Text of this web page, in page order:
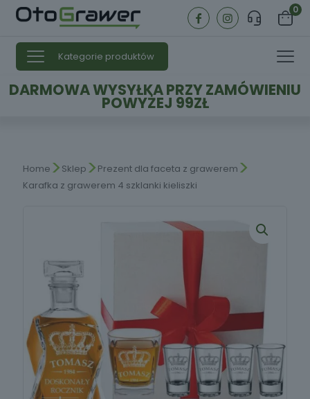
0
Kategorie produktów
DARMOWA WYSYŁKA PRZY ZAMÓWIENIU
POWYŻEJ 99ZŁ
Home > Sklep > Prezent dla faceta z grawerem >
Karafka z grawerem 4 szklanki kieliszki